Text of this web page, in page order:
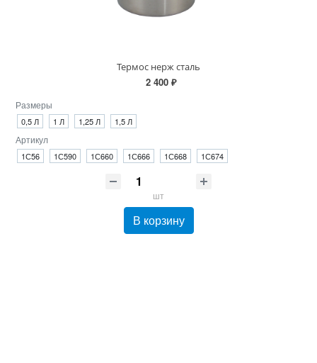
Термос нерж сталь
2 400 ₽
Размеры
0,5 Л 1 Л 1,25 Л 1,5 Л
Артикул
1С56 1С590 1С660 1С666 1С668 1С674
шт
В корзину